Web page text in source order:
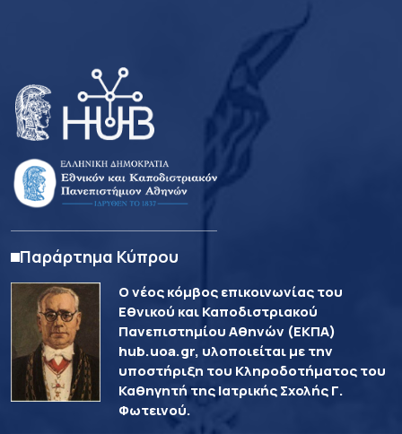
Παράρτημα Κύπρου
Ο νέος κόμβος επικοινωνίας του
Εθνικού και Καποδιστριακού
Πανεπιστημίου Αθηνών (ΕΚΠΑ)
hub.uoa.gr, υλοποιείται με την
υποστήριξη του Κληροδοτήματος του
Καθηγητή της Ιατρικής Σχολής Γ.
Φωτεινού.